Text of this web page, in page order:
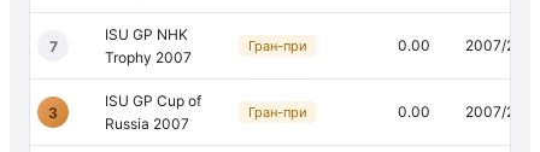
7
ISU GP NHK
Trophy 2007
Гран-при 0.00 2007/
3
ISU GP Cup of
Russia 2007
Гран-при 0.00 2007/